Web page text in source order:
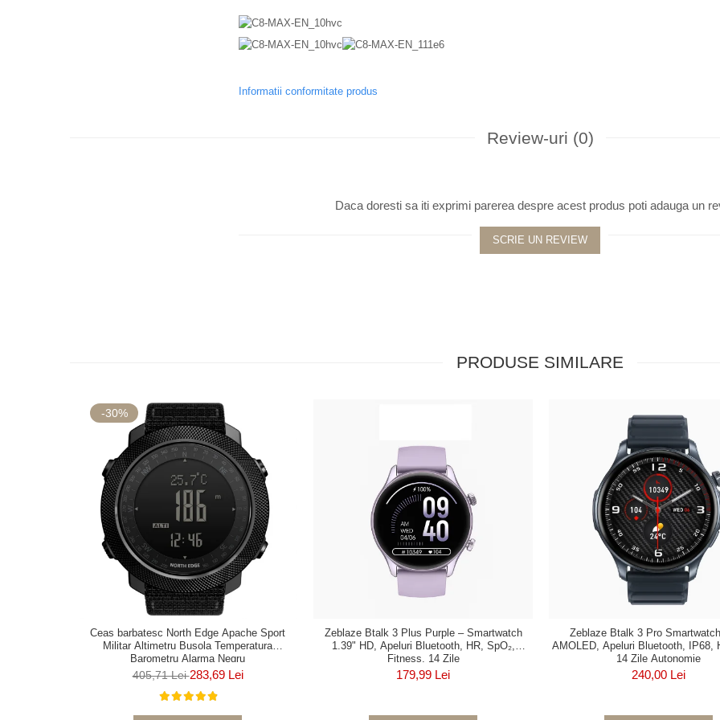
Informatii conformitate produs
Review-uri (0)
Daca doresti sa iti exprimi parerea despre acest produs poti adauga un
SCRIE UN REVIEW
PRODUSE SIMILARE
-30%
Ceas barbatesc North Edge Apache Sport
Militar Altimetru Busola Temperatura
Barometru Alarma Negru
405,71 Lei283,69 Lei
Zeblaze Btalk 3 Plus Purple – Smartwatch
1.39" HD, Apeluri Bluetooth, HR, SpO₂,
Fitness, 14 Zile
179,99 Lei
Zeblaze Btalk 3 Pro
AMOLED, Apeluri Bluetooth, IP68,
14 Zile Autonomie
240,00 Lei